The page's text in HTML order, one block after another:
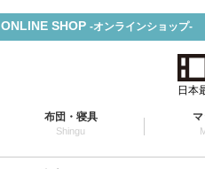
ONLINE SHOP -オンラインショップ-
日本
布団・寝具
Shingu